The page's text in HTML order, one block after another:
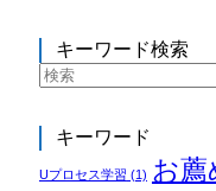
キーワード検索
キーワード
Uプロセス学習 (1) お薦